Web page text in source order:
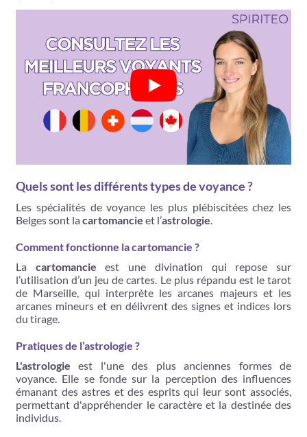
Quels sont les différents types de voyance ?
Les spécialités de voyance les plus plébiscitées chez les
Belges sont la cartomancie et l’astrologie.
Comment fonctionne la cartomancie ?
La cartomancie est une divination qui repose sur
l’utilisation d’un jeu de cartes. Le plus répandu est le tarot
de Marseille, qui interprète les arcanes majeurs et les
arcanes mineurs et en délivrent des signes et indices lors
du tirage.
Pratiques de l’astrologie ?
L'astrologie est l'une des plus anciennes formes de
voyance. Elle se fonde sur la perception des influences
émanant des astres et des esprits qui leur sont associés,
permettant d'appréhender le caractère et la destinée des
individus.